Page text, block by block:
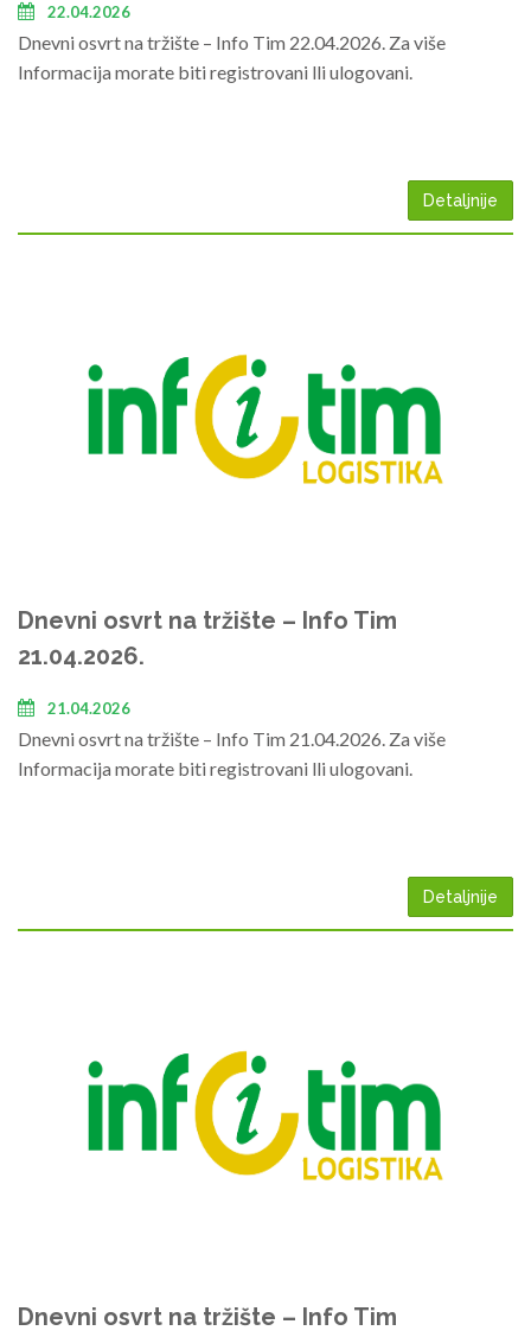
22.04.2026
Dnevni osvrt na tržište – Info Tim 22.04.2026. Za više
Informacija morate biti registrovani lli ulogovani.
Detaljnije
Dnevni osvrt na tržište – Info Tim
21.04.2026.
21.04.2026
Dnevni osvrt na tržište – Info Tim 21.04.2026. Za više
Informacija morate biti registrovani lli ulogovani.
Detaljnije
Dnevni osvrt na tržište – Info Tim